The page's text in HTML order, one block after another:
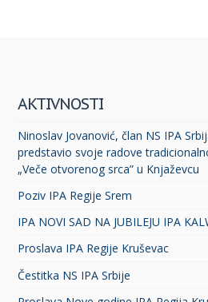
AKTIVNOSTI
Ninoslav Jovanović, član NS IPA
predstavio svoje radove
„Veče otvorenog srca” u Knjaževcu
Poziv IPA Regije Srem
IPA NOVI SAD NA JUBILEJU IPA
Proslava IPA Regije Kruševac
Čestitka NS IPA Srbije